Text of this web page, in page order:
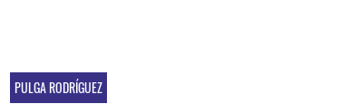
PULGA RODRÍGUEZ